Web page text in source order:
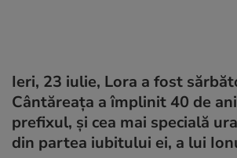
Ieri, 23 iulie, Lora a fost
Cântăreața a împlinit 40 de
prefixul, și cea mai specială
din partea iubitului ei, a lui